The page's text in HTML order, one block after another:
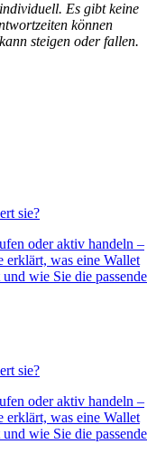
Es gibt keine
können
steigen oder fallen.
sie?
oder aktiv handeln –
erklärt, was eine Wallet
wie Sie die passende
sie?
oder aktiv handeln –
erklärt, was eine Wallet
wie Sie die passende